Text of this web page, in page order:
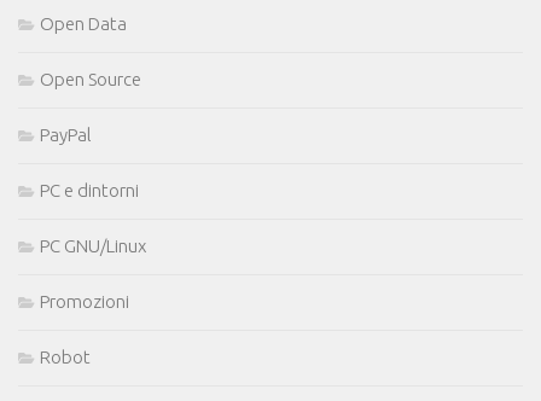
Open Data
Open Source
PayPal
PC e dintorni
PC GNU/Linux
Promozioni
Robot